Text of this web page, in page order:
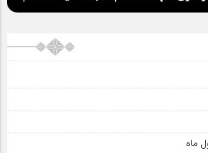
شهادت امام سجاد علیه السلام
ماه